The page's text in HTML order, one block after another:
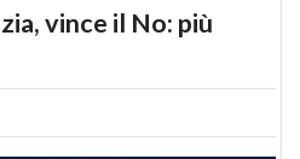
vince il No: più